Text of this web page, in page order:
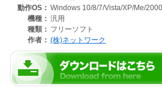
動作OS： Windows 10/8/7/Vista/XP/Me/
機種： 汎用
種類： フリーソフト
作者： (株)ネットワーク